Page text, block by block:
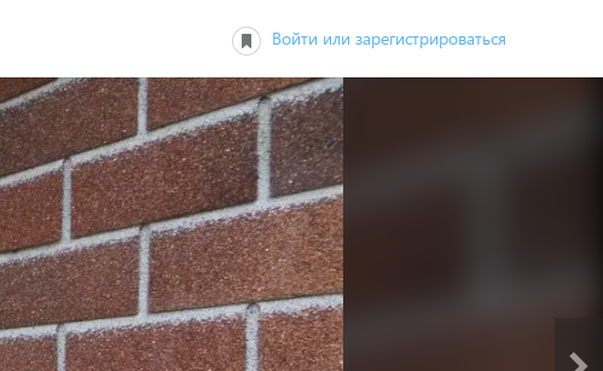
Войти или зарегистрироваться